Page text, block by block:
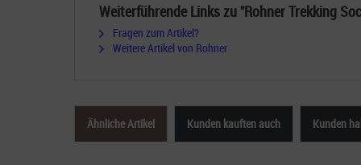
Weiterführende Links zu "Rohner Trekking
Fragen zum Artikel?
Weitere Artikel von Rohner
Ähnliche Artikel Kunden kauften auch Kunden